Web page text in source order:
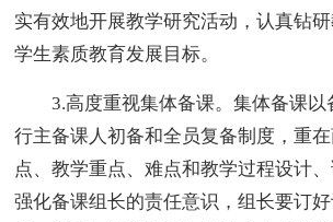
实有效地开展教学研究活动，认真钻
学生素质教育发展目标。
3.高度重视集体备课。集体备课
行主备课人初备和全员复备制度，重
点、教学重点、难点和教学过程设计、
强化备课组长的责任意识，组长要订